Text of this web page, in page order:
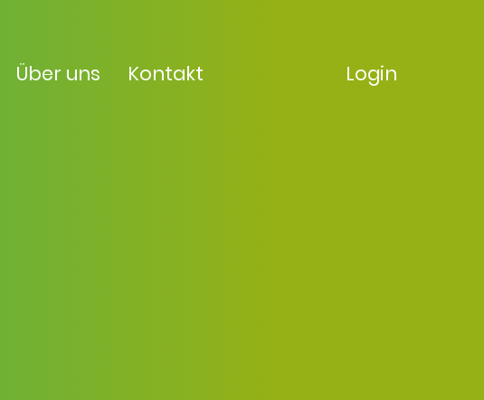
Über uns Kontakt Login